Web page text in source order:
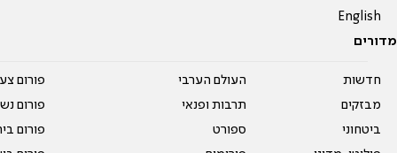
English
מדורים
חדשות
מבזקים
ביטחוני
העולם הערבי
תרבות ופנאי
ספורט
פורום
פורום
פורום